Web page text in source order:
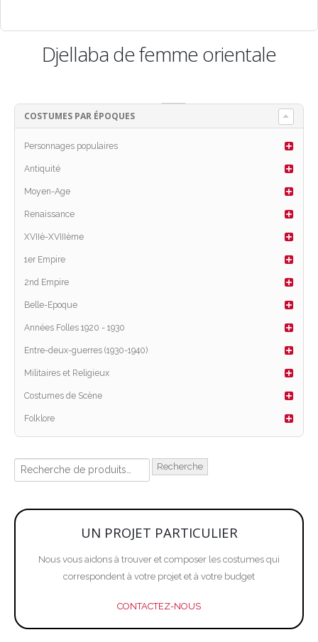
Djellaba de femme orientale
View:
COSTUMES PAR ÉPOQUES
Personnages populaires
Antiquité
Moyen-Age
Renaissance
XVIIè-XVIIIème
1er Empire
2nd Empire
Belle-Epoque
Années Folles 1920 - 1930
Entre-deux-guerres (1930-1940)
Militaires et Religieux
Costumes de Scène
Folklore
Recherche
UN PROJET PARTICULIER
Nous vous aidons à trouver et composer les costumes qui
correspondent à votre projet et à votre budget
CONTACTEZ-NOUS